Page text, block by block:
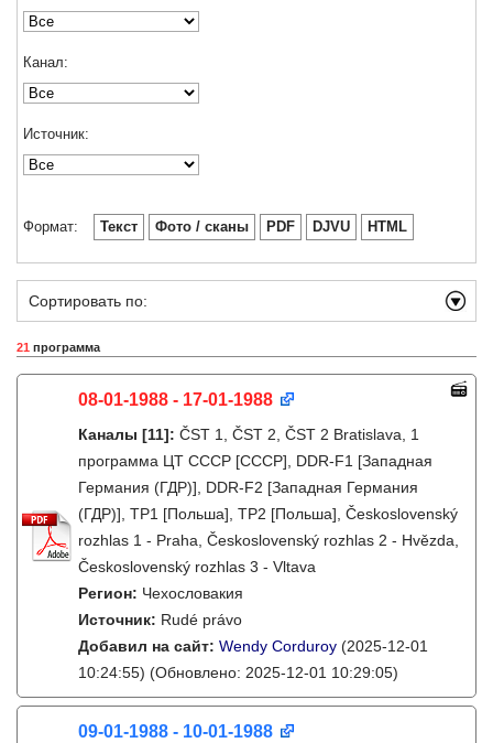
Канал:
Источник:
Формат: Текст Фото / сканы PDF DJVU HTML
Сортировать по:
21 программа
08-01-1988 - 17-01-1988
Каналы [11]: ČST 1, ČST 2, ČST 2 Bratislava, 1
программа ЦТ СССР [СССР], DDR-F1 [Западная
Германия (ГДР)], DDR-F2 [Западная Германия
(ГДР)], TP1 [Польша], TP2 [Польша], Československý
rozhlas 1 - Praha, Československý rozhlas 2 - Hvězda,
Československý rozhlas 3 - Vltava
Регион: Чехословакия
Источник: Rudé právo
Добавил на сайт: Wendy Corduroy (2025-12-01
10:24:55) (Обновлено: 2025-12-01 10:29:05)
09-01-1988 - 10-01-1988